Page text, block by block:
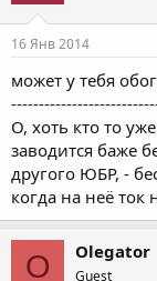
16 Янв 2014
может у тебя
О, хоть кто то
заводится баже
другого ЮБР, -
когда на неё ток
O Olegator
Guest